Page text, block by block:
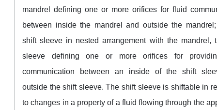
mandrel defining one or more orifices for fluid
between inside the mandrel and outside the
shift sleeve in nested arrangement with the mandrel,
sleeve defining one or more orifices for
communication between an inside of the shift
outside the shift sleeve. The shift sleeve is shiftable in
to changes in a property of a fluid flowing through the